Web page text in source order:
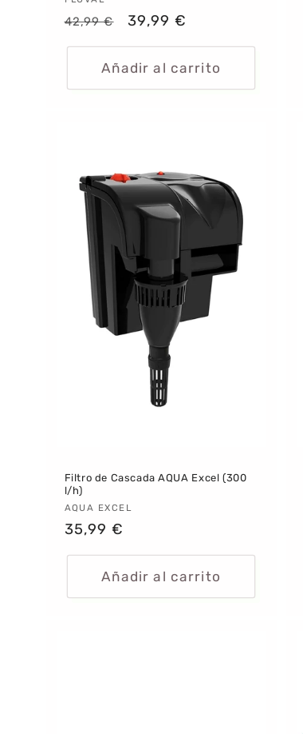
Precio
42,99 €
Precio
oferta
39,99 €
Añadir al carrito
Filtro de Cascada AQUA Excel (300
l/h)
Proveedor:
AQUA EXCEL
Precio
35,99 €
Añadir al carrito